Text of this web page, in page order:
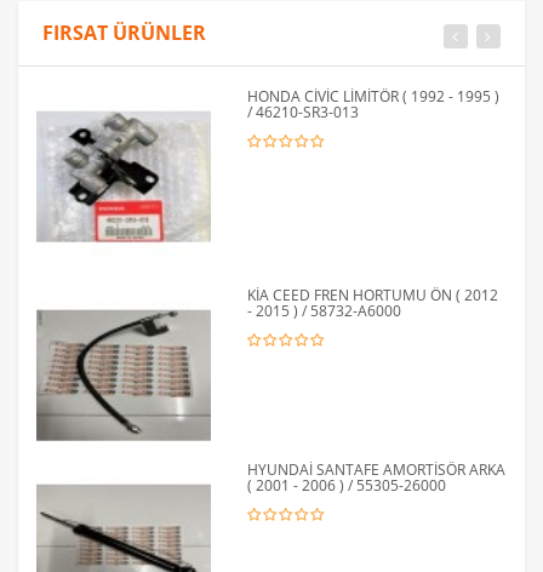
FIRSAT ÜRÜNLER
HONDA CİVİC LİMİTÖR ( 1992 - 1995 )
/ 46210-SR3-013
KİA CEED FREN HORTUMU ÖN ( 2012
- 2015 ) / 58732-A6000
HYUNDAİ SANTAFE AMORTİSÖR ARKA
( 2001 - 2006 ) / 55305-26000